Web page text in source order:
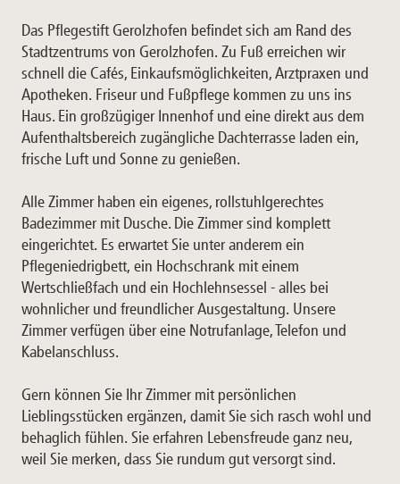
Das Pflegestift Gerolzhofen befindet sich am Rand des
Stadtzentrums von Gerolzhofen. Zu Fuß erreichen wir
schnell die Cafés, Einkaufsmöglichkeiten, Arztpraxen und
Apotheken. Friseur und Fußpflege kommen zu uns ins
Haus. Ein großzügiger Innenhof und eine direkt aus dem
Aufenthaltsbereich zugängliche Dachterrasse laden ein,
frische Luft und Sonne zu genießen.
Alle Zimmer haben ein eigenes, rollstuhlgerechtes
Badezimmer mit Dusche. Die Zimmer sind komplett
eingerichtet. Es erwartet Sie unter anderem ein
Pflegeniedrigbett, ein Hochschrank mit einem
Wertschließfach und ein Hochlehnsessel - alles bei
wohnlicher und freundlicher Ausgestaltung. Unsere
Zimmer verfügen über eine Notrufanlage, Telefon und
Kabelanschluss.
Gern können Sie Ihr Zimmer mit persönlichen
Lieblingsstücken ergänzen, damit Sie sich rasch wohl und
behaglich fühlen. Sie erfahren Lebensfreude ganz neu,
weil Sie merken, dass Sie rundum gut versorgt sind.